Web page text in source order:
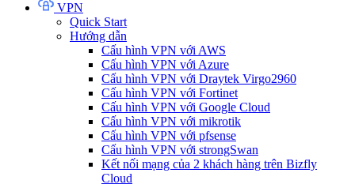
VPN
Quick Start
Hướng dẫn
Cấu hình VPN với AWS
Cấu hình VPN với Azure
Cấu hình VPN với Draytek Virgo2960
Cấu hình VPN với Fortinet
Cấu hình VPN với Google Cloud
Cấu hình VPN với mikrotik
Cấu hình VPN với pfsense
Cấu hình VPN với strongSwan
Kết nối mạng của 2 khách hàng trên Bizfly
Cloud